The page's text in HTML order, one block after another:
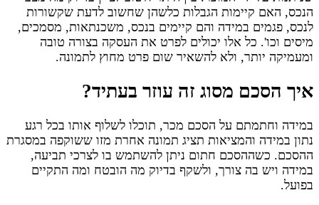
הנכס, האם קיימות הגבלות כלשהן שחשוב לדעת שקשורות
לנכס, פגמים במידה והם קיימים בנכס, משכנתאות, מסמכים,
מיסים וכו'. כל אלו יכולים לפרט את העסקה בצורה טובה
ומעמיקה יותר, ולא להשאיר שום פרט מחוץ לתמונה.
איך הסכם מסוג זה עוזר בעתיד?
במידה וחתמתם על הסכם מכר, תוכלו לשלוף אותו בכל רגע
נתון במידה והמציאות תציג תמונה אחרת מזו ששוקפה במסגרת
ההסכם. כשההסכם חתום ניתן להשתמש בו לצרכי תביעה,
במידה ויש בה צורך, ולשקף בדיוק מה הובטח ומה התקיים
בפועל.